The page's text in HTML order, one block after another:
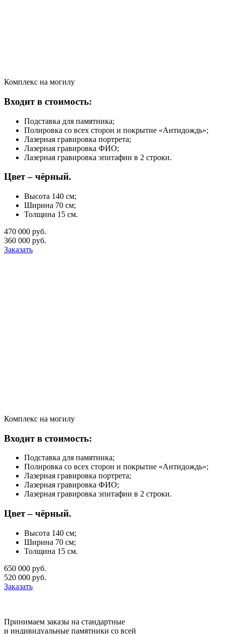
Комплекс на могилу
Входит в стоимость:
Подставка для памятника;
Полировка со всех сторон и покрытие «Антидождь»;
Лазерная гравировка портрета;
Лазерная гравировка ФИО;
Лазерная гравировка эпитафии в 2 строки.
Цвет – чёрный.
Высота 140 см;
Ширина 70 см;
Толщина 15 см.
470 000 руб.
360 000 руб.
Заказать
Комплекс на могилу
Входит в стоимость:
Подставка для памятника;
Полировка со всех сторон и покрытие «Антидождь»;
Лазерная гравировка портрета;
Лазерная гравировка ФИО;
Лазерная гравировка эпитафии в 2 строки.
Цвет – чёрный.
Высота 140 см;
Ширина 70 см;
Толщина 15 см.
650 000 руб.
520 000 руб.
Заказать
Принимаем заказы на стандартные
и индивидуальные памятники со всей